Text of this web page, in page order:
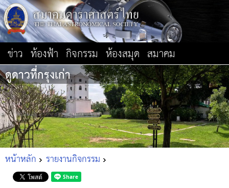
ข่าว ท้องฟ้า กิจกรรม ห้องสมุด สมาคม
ดูดาวที่กรุงเก่า
หน้าหลัก รายงานกิจกรรม